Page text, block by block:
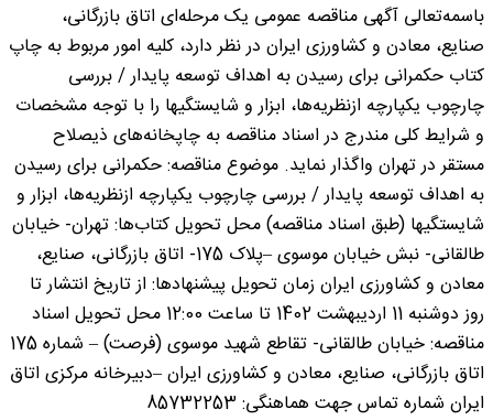
باسمه‌تعالی آگهی مناقصه عمومی یک مرحله‌ای اتاق بازرگانی،
صنایع، معادن و کشاورزی ایران در نظر دارد، کلیه امور مربوط به چاپ
کتاب‌ حکمرانی برای رسیدن به اهداف توسعه پایدار / بررسی
چارچوب یکپارچه ازنظریه‌ها، ابزار و شایستگیها را با توجه مشخصات
و شرایط کلی مندرج در اسناد مناقصه به چاپخانه‌های ذیصلاح
مستقر در تهران واگذار نماید. موضوع مناقصه: حکمرانی برای رسیدن
به اهداف توسعه پایدار / بررسی چارچوب یکپارچه ازنظریه‌ها، ابزار و
شایستگیها (طبق اسناد مناقصه) محل تحویل کتاب‌ها: تهران- خیابان
طالقانی- نبش خیابان موسوی –پلاک 175- اتاق بازرگانی، صنایع،
معادن و کشاورزی ایران زمان تحویل پیشنهادها: از تاریخ انتشار تا
روز دوشنبه 11 اردیبهشت 1402 تا ساعت 12:00 محل تحویل اسناد
مناقصه: خیابان طالقانی- تقاطع شهید موسوی (فرصت) – شماره 175
اتاق بازرگانی، صنایع، معادن و کشاورزی ایران –دبیرخانه مرکزی اتاق
ایران شماره تماس جهت هماهنگی: 85732253